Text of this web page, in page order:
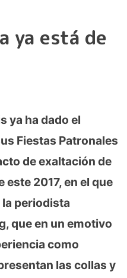
ya está de
ya ha dado el
Fiestas Patronales
de exaltación de
este 2017, en el que
periodista
que en un emotivo
como
las collas y